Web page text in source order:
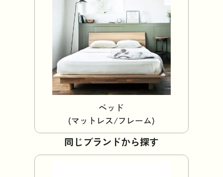
ベッド
(マットレス/フレーム)
同じブランドから探す